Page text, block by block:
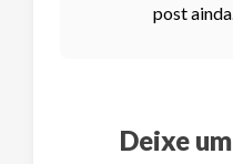
post
Deixe